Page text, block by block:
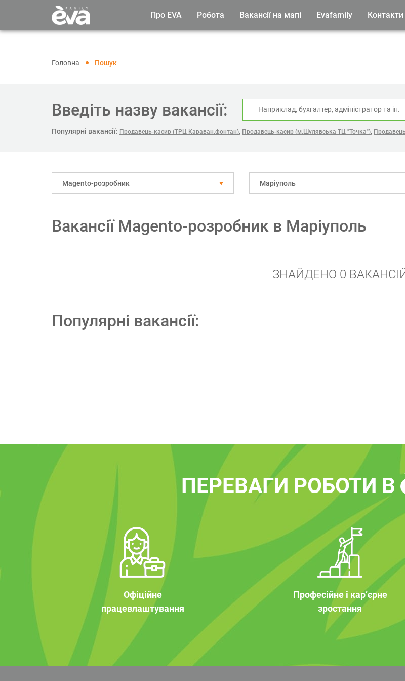
Про EVA Робота Вакансії на мапі Evafamily Контакти
Головна Пошук
Введіть назву вакансії:
Популярні вакансії: Продавець-касир (ТРЦ Караван,фонтан), Продавець-касир (м.Шулявська ТЦ "Точка"),
Magento-розробник Маріуполь
Вакансії Magento-розробник в Маріуполь
ЗНАЙДЕНО 0
Популярні вакансії:
ПЕРЕВАГИ РОБОТИ В
Офіційне
працевлаштування
Професійне і кар’єрне
зростання